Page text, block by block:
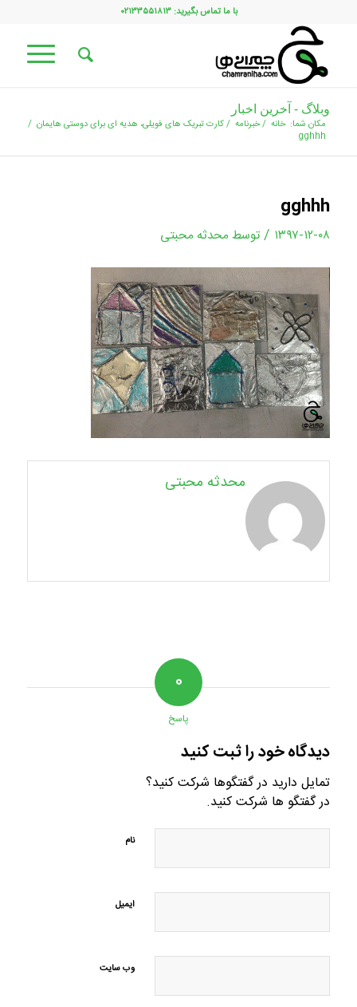
با ما تماس بگیرید: ۰۲۱۳۳۵۵۱۸۱۳
وبلاگ - آخرین اخبار
مکان شما: خانه /خبرنامه /کارت تبریک های فویلی، هدیه ای برای دوستی هایمان /
gghhh
gghhh
۱۳۹۷-۱۲-۰۸ / توسط محدثه محبتی
محدثه محبتی
۰
پاسخ
دیدگاه خود را ثبت کنید
تمایل دارید در گفتگوها شرکت کنید؟
در گفتگو ها شرکت کنید.
نام
ایمیل
وب‌ سایت